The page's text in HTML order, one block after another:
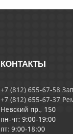
КОНТАКТЫ
+7 (812) 655-67-58
+7 (812) 655-67-37
Невский пр., 150
пн-чт: 9:00-19:00
пт: 9:00-18:00